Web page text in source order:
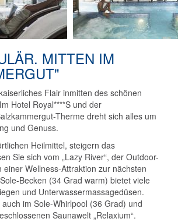
MITTEN IM
Flair inmitten des schönen
Hotel Royal****S und der
Therme dreht sich alles um
und Genuss.
Heilmittel, steigern das
Sie sich vom „Lazy River“, der Outdoor-
einer Wellness-Attraktion zur nächsten
Becken (34 Grad warm) bietet viele
und Unterwassermassagedüsen.
auch im Sole-Whirlpool (36 Grad) und
Saunawelt „Relaxium“.